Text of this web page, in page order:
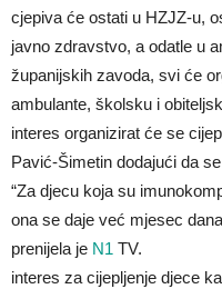
cjepiva će ostati u HZJZ-u,
javno zdravstvo, a odatle u
županijskih zavoda, svi će
ambulante, školsku i
interes organizirat će se
Pavić-Šimetin dodajući da
“Za djecu koja su
ona se daje već mjesec
prenijela je N1 TV.
interes za cijepljenje djece